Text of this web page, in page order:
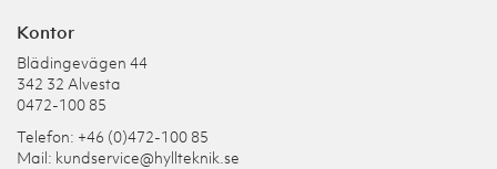
Kontor
Blädingevägen 44
342 32 Alvesta
0472-100 85
Telefon: +46 (0)472-100 85
Mail: kundservice@hyllteknik.se